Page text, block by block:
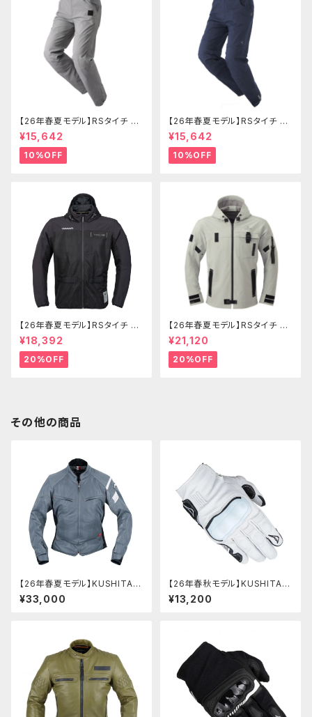
【26年春夏モデル】RSタイチ RS
Y273 コーデュラライトエアーパ
ンツ
¥15,642
10%OFF
【26年春夏モデル】RSタイチ RS
Y274 コーデュラライトデニムパ
ンツ
¥15,642
10%OFF
【26年春夏モデル】RSタイチ RS
J334 エアーフリップパーカ
¥18,392
20%OFF
【26年春夏モデル】RSタイチ RS
J335 クイックドライパーカ
¥21,120
20%OFF
その他の商品
【26年春夏モデル】KUSHITANI
K-2456 フルメッシュジャケット
¥33,000
【26年春秋モデル】KUSHITANI
K- 5384 インベンティブレザー
グローブ
¥13,200